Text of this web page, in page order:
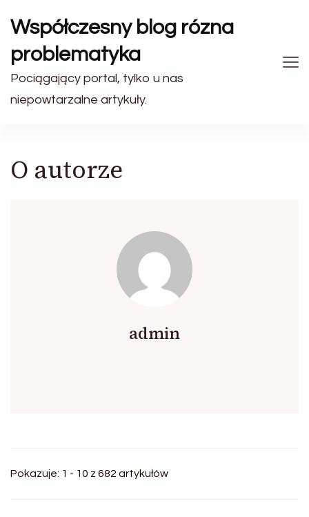
Współczesny blog rózna
problematyka
Pociągający portal, tylko u nas
niepowtarzalne artykuły.
O autorze
admin
Pokazuje: 1 - 10 z 682 artykułów